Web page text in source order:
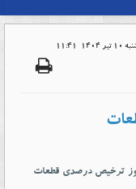
11:41
ترخیص درصدی قطعات